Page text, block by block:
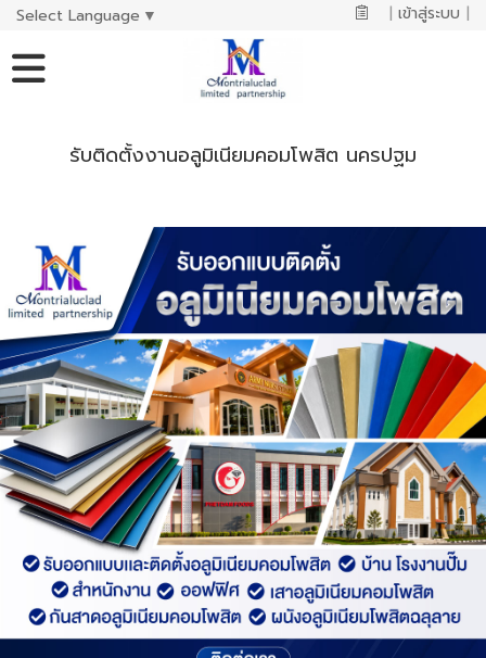
Select Language ▼ | เข้าสู่ระบบ |
รับติดตั้งงานอลูมิเนียมคอมโพสิต นครปฐม